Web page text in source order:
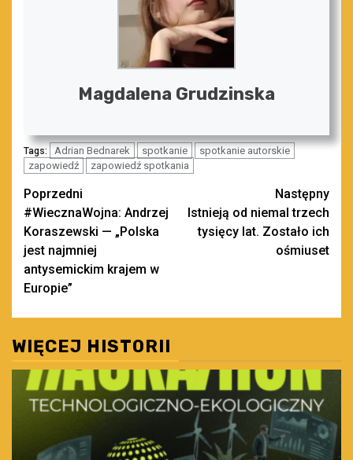
Magdalena Grudzinska
Tags: Adrian Bednarek spotkanie
spotkanie autorskie
zapowiedź
zapowiedź spotkania
Zobacz
wpisy
Poprzedni
#WiecznaWojna: Andrzej
Koraszewski — „Polska
jest najmniej
antysemickim krajem w
Europie”
Następny
Istnieją od niemal trzech
tysięcy lat. Zostało ich
ośmiuset
WIĘCEJ HISTORII